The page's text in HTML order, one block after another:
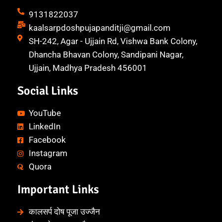
9131822037
kaalsarpdoshpujapanditji@gmail.com
SH-242, Agar - Ujjain Rd, Vishwa Bank Colony,
Dhancha Bhavan Colony, Sandipani Nagar,
Ujjain, Madhya Pradesh 456001
Social Links
YouTube
LinkedIn
Facebook
Instagram
Quora
Important Links
कालसर्प दोष पूजा उज्जैन